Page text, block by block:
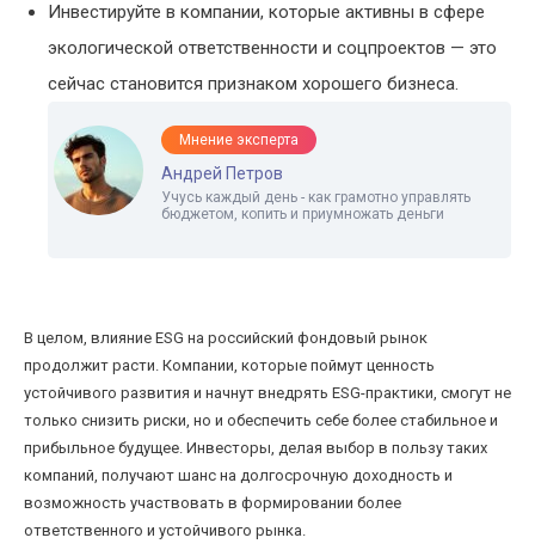
Инвестируйте в компании, которые активны в сфере
экологической ответственности и соцпроектов — это
сейчас становится признаком хорошего бизнеса.
Мнение эксперта
Андрей Петров
Учусь каждый день - как грамотно управлять
бюджетом, копить и приумножать деньги
В целом, влияние ESG на российский фондовый рынок
продолжит расти. Компании, которые поймут ценность
устойчивого развития и начнут внедрять ESG-практики, смогут не
только снизить риски, но и обеспечить себе более стабильное и
прибыльное будущее. Инвесторы, делая выбор в пользу таких
компаний, получают шанс на долгосрочную доходность и
возможность участвовать в формировании более
ответственного и устойчивого рынка.